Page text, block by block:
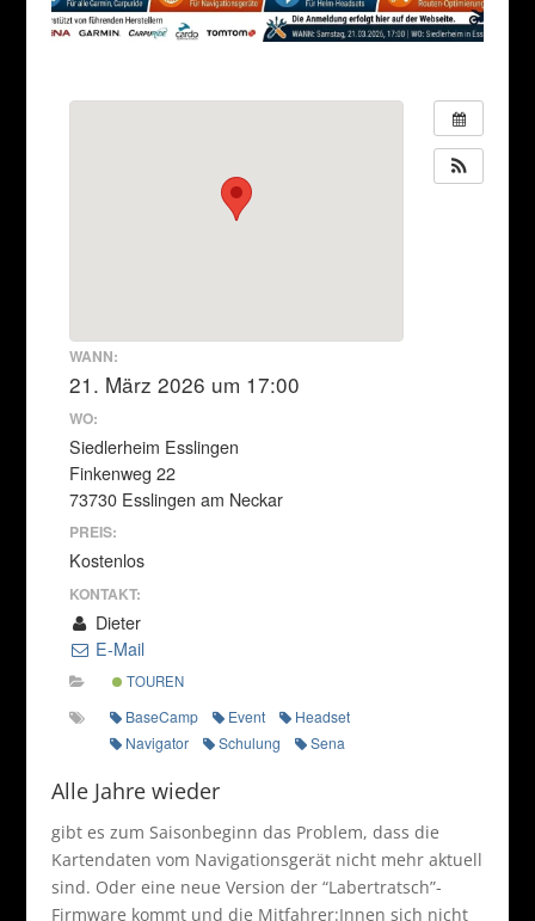
WANN:
21. März 2026 um 17:00
WO:
Siedlerheim Esslingen
Finkenweg 22
73730 Esslingen am Neckar
PREIS:
Kostenlos
KONTAKT:
Dieter
E-Mail
TOUREN
BaseCamp Event
Headset
Navigator
Schulung Sena
Alle Jahre wieder
gibt es zum Saisonbeginn das Problem, dass die
Kartendaten vom Navigationsgerät nicht mehr aktuell
sind. Oder eine neue Version der “Labertratsch”-
Firmware kommt und die Mitfahrer:Innen sich nicht